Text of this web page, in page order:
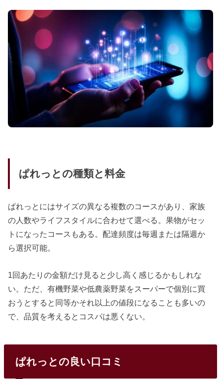
ぱれっとの種類と料金
ぱれっとにはサイズの異なる複数のコースがあり、家族
の人数やライフスタイルに合わせて選べる。果物がセッ
トになったコースもある。配達頻度は毎週または隔週か
ら選択可能。
1回あたりの金額だけ見ると少し高く感じるかもしれな
い。ただ、有機野菜や低農薬野菜をスーパーで個別に買
おうとすると同等かそれ以上の値段になることも多いの
で、品質を考えるとコスパは悪くない。
ぱれっとの良い口コミ